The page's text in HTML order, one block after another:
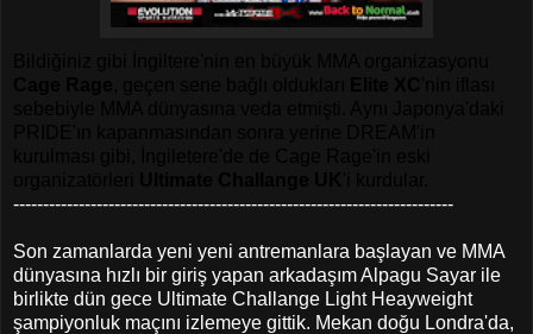
--------------------------------------------------------------------------
Son zamanlarda yeni yeni antremanlara başlayan ve MMA
dünyasına hızlı bir giriş yapan arkadaşım Alpagu Sayar ile
birlikte dün gece Ultimate Challange Light Heayweight
şampiyonluk maçını izlemeye gittik. Mekan doğu Londra'da,